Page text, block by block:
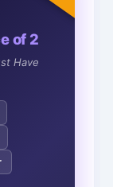
of 2
Have